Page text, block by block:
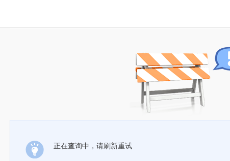
正在查询中，请刷新重试